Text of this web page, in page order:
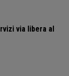
via libera al